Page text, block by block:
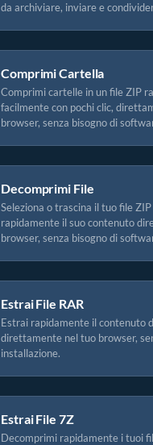
da archiviare, inviare e
Comprimi Cartella
Comprimi cartelle in un file ZIP
facilmente con pochi clic,
browser, senza bisogno di
Decomprimi File
Seleziona o trascina il tuo file
rapidamente il suo contenuto
browser, senza bisogno di
Estrai File RAR
Estrai rapidamente il contenuto
direttamente nel tuo browser,
installazione.
Estrai File 7Z
Decomprimi rapidamente i tuoi